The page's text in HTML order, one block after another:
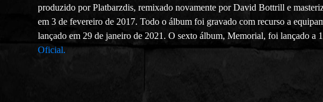
produzido por Platbarzdis, remixado novamente por David Bottrill e
em 3 de fevereiro de 2017. Todo o álbum foi gravado com recurso a
lançado em 29 de janeiro de 2021. O sexto álbum, Memorial, foi lançado a
Oficial.